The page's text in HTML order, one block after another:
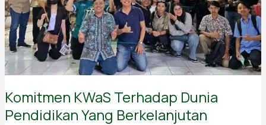
Komitmen KWaS Terhadap Dunia
Pendidikan Yang Berkelanjutan